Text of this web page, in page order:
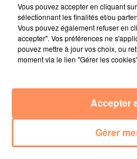
- La colle
Une comédie française
moment qui va tourner au
il se retrouve bloqué dans
doit revivre le moment de
Vous pouvez accepter en cliquant
sélectionnant les finalités et/ou
Vous pouvez également refuser en
accepter". Vos préférences ne
pouvez mettre à jour vos choix, ou
moment via le lien "Gérer les
Gérer
Accepter